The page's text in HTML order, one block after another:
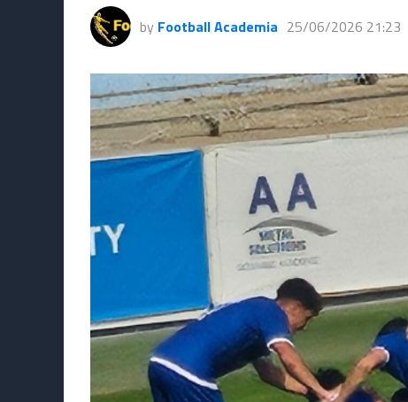
by Football Academia 25/06/2026 21:23